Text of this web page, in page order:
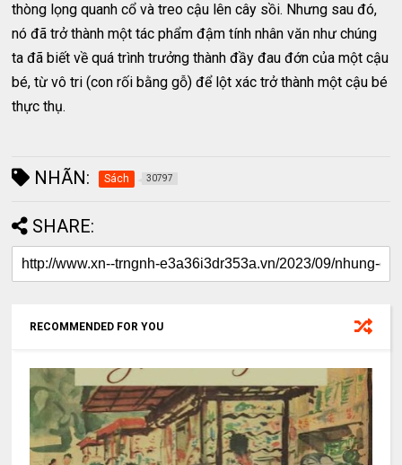
thòng lọng quanh cổ và treo cậu lên cây sồi. Nhưng sau đó,
nó đã trở thành một tác phẩm đậm tính nhân văn như chúng
ta đã biết về quá trình trưởng thành đầy đau đớn của một cậu
bé, từ vô tri (con rối bằng gỗ) để lột xác trở thành một cậu bé
thực thụ.
NHÃN: Sách 30797
SHARE:
RECOMMENDED FOR YOU